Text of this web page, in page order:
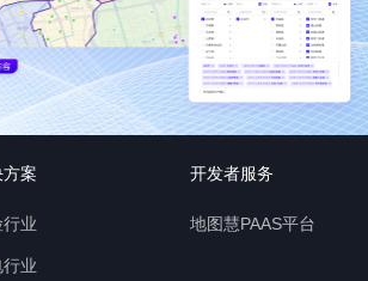
案
业
业
开发者服务
地图慧PAAS平台